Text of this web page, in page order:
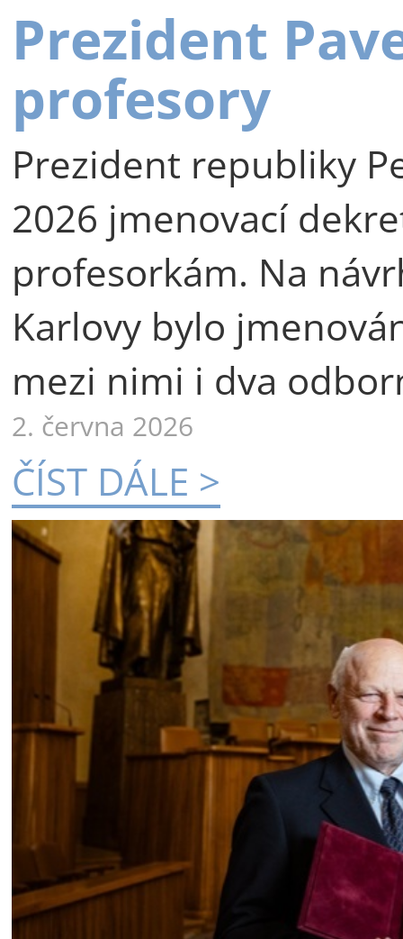
Prezident
profesory
Prezident republiky
2026 jmenovací
profesorkám. Na
Karlovy bylo
mezi nimi i dva
2. června 2026
ČÍST DÁLE >